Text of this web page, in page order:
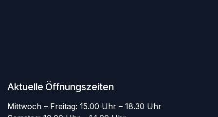
Aktuelle Öffnungszeiten
Mittwoch – Freitag: 15.00 Uhr – 18.30 Uhr